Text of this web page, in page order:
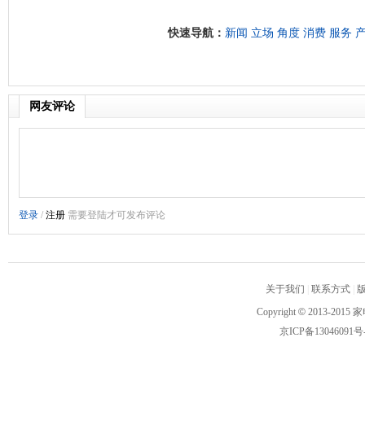
快速导航： 新闻 立场 角度 消费 服务
网友评论
关于我们 联系方式
Copyright © 2013-2015
京ICP备13046091号